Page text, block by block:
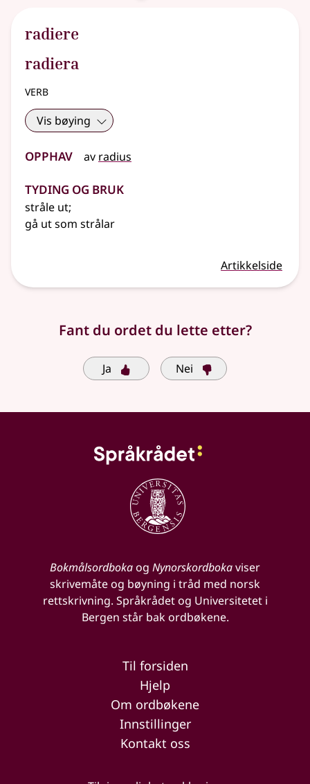
radiere
radiera
verb
Vis bøying
Opphav av radius
Tyding og bruk
stråle ut;
gå ut som strålar
Artikkelside
Fant du ordet du lette etter?
Ja Nei
Bokmålsordbokaog Nynorskordbokaviser
skrivemåte og bøyning i tråd med norsk
rettskrivning. Språkrådet og Universitetet i
Bergen står bak ordbøkene.
Til forsiden
Hjelp
Om ordbøkene
Innstillinger
Kontakt oss